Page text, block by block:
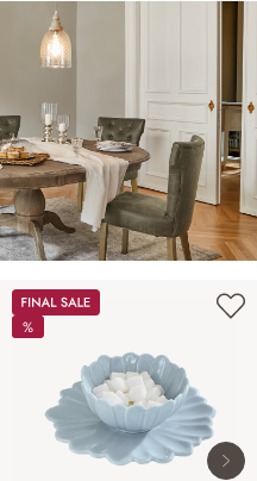
Sale
%
%